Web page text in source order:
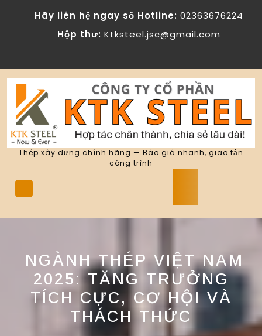
Hãy liên hệ ngay số Hotline: 02363676224
Hộp thư: Ktksteel.jsc@gmail.com
Thép xây dựng chính hãng — Báo giá nhanh, giao tận
công trình
NGÀNH THÉP VIỆT NAM
2025: TĂNG TRƯỞNG
TÍCH CỰC, CƠ HỘI VÀ
THÁCH THỨC